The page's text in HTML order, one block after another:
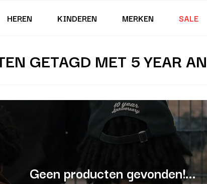
HEREN KINDEREN MERKEN SALE
GETAGD MET 5 YEAR
Geen producten gevonden!...